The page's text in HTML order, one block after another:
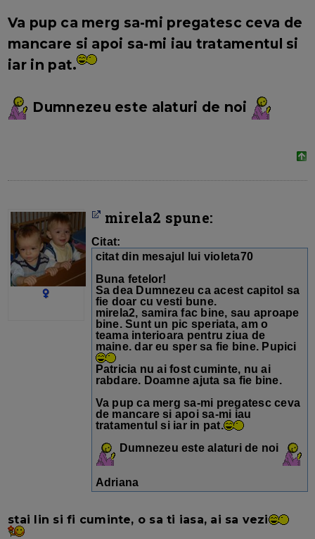
Va pup ca merg sa-mi pregatesc ceva de
mancare si apoi sa-mi iau tratamentul si
iar in pat.
Dumnezeu este alaturi de noi
mirela2 spune:
Citat:
citat din mesajul lui violeta70
Buna fetelor!
Sa dea Dumnezeu ca acest capitol sa
fie doar cu vesti bune.
mirela2, samirafac bine, sau aproape
bine. Sunt un pic speriata, am o
teama interioara pentru ziua de
maine. dar eu sper sa fie bine. Pupici
Patricia nu ai fost cuminte, nu ai
rabdare. Doamne ajuta sa fie bine.
Va pup ca merg sa-mi pregatesc ceva
de mancare si apoi sa-mi iau
tratamentul si iar in pat.
Dumnezeu este alaturi de noi
Adriana
stai lin si fi cuminte, o sa ti iasa, ai sa vezi